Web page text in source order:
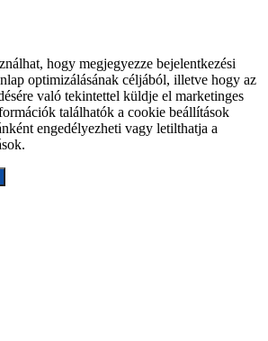
hogy megjegyezze bejelentkezési
optimizálásának céljából, illetve hogy az
való tekintettel küldje el marketinges
találhatók a cookie beállítások
engedélyezheti vagy letilthatja a
.